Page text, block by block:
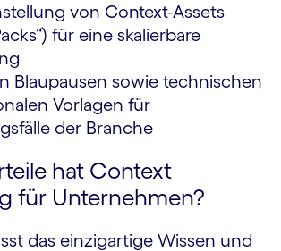
von Context-Assets
für eine skalierbare
Blaupausen sowie technischen
Vorlagen für
der Branche
hat Context
für Unternehmen?
das einzigartige Wissen und